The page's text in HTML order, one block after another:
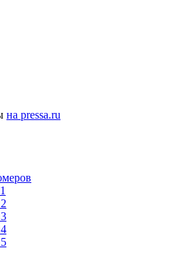
на pressa.ru